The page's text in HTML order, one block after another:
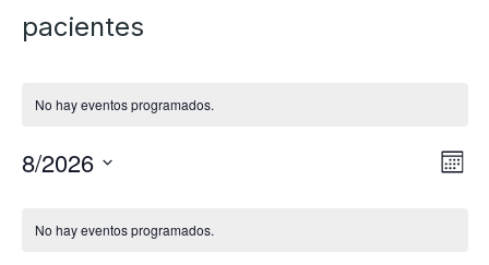
pacientes
No hay eventos programados.
Mes
8/2026
Calendario
No hay eventos programados.